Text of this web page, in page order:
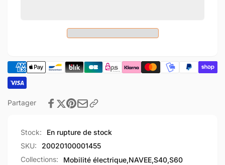
Partager
Stock:
En rupture de stock
SKU:
20020100001455
Collections:
Mobilité électrique,NAVEE,S40,S60